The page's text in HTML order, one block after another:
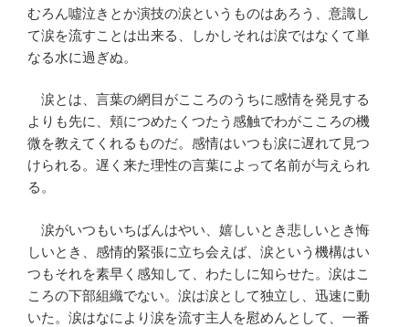
むろん噓泣きとか演技の涙というものはあろう、意識し
て涙を流すことは出来る、しかしそれは涙ではなくて単
なる水に過ぎぬ。
涙とは、言葉の網目がこころのうちに感情を発見する
よりも先に、頬につめたくつたう感触でわがこころの機
微を教えてくれるものだ。感情はいつも涙に遅れて見つ
けられる。遅く来た理性の言葉によって名前が与えられ
る。
涙がいつもいちばんはやい、嬉しいとき悲しいとき悔
しいとき、感情的緊張に立ち会えば、涙という機構はい
つもそれを素早く感知して、わたしに知らせた。涙はこ
ころの下部組織でない。涙は涙として独立し、迅速に動
いた。涙はなにより涙を流す主人を慰めんとして、一番